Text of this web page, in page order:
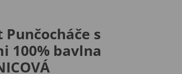
s
100% bavlna